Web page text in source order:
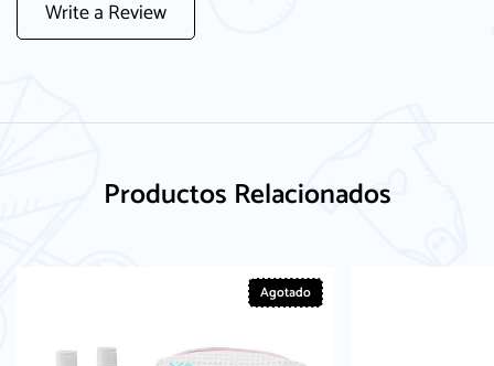
Write a Review
Productos Relacionados
Agotado